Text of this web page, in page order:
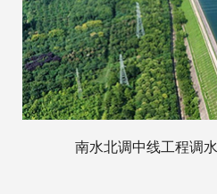
南水北调中线工程调